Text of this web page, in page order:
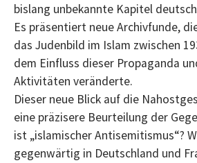
bislang unbekannte Kapitel
Es präsentiert neue Archivfunde,
das Judenbild im Islam zwischen
dem Einfluss dieser Propaganda
Aktivitäten veränderte.
Dieser neue Blick auf die
eine präzisere Beurteilung der
ist „islamischer Antisemitismus“?
gegenwärtig in Deutschland und